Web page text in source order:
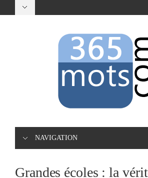
NAVIGATION
Grandes écoles : la